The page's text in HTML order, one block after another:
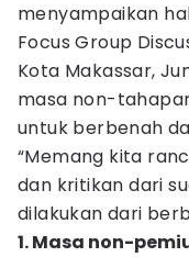
menyampaikan
Focus Group
Kota Makassar,
masa non-
untuk berbenah
“Memang kita
dan kritikan dari
dilakukan dari
1. Masa non-